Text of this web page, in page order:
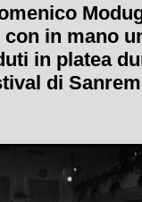
con in mano
in platea
di